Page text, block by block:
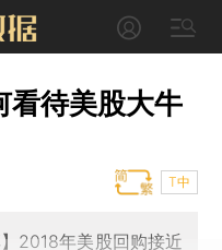
看待美股大牛
T中
2018年美股回购接近